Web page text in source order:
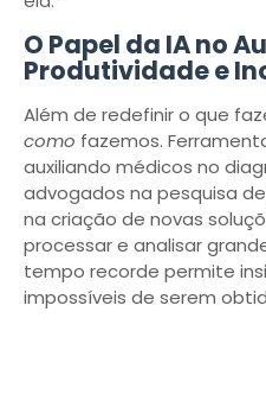
O Papel da IA no
Produtividade e
Além de redefinir o que
como fazemos.
auxiliando médicos no
advogados na pesquisa
na criação de novas
processar e analisar
tempo recorde permite
impossíveis de serem